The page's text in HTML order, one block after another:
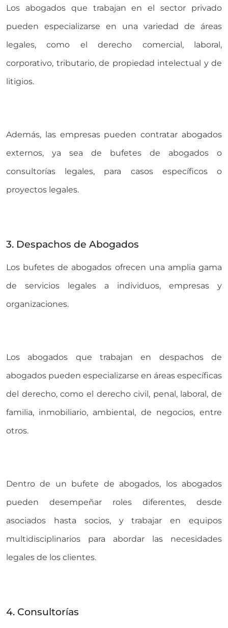
Los abogados que trabajan en el sector privado
pueden especializarse en una variedad de áreas
legales, como el derecho comercial, laboral,
corporativo, tributario, de propiedad intelectual y de
litigios.
Además, las empresas pueden contratar abogados
externos, ya sea de bufetes de abogados o
consultorías legales, para casos específicos o
proyectos legales.
3. Despachos de Abogados
Los bufetes de abogados ofrecen una amplia gama
de servicios legales a individuos, empresas y
organizaciones.
Los abogados que trabajan en despachos de
abogados pueden especializarse en áreas específicas
del derecho, como el derecho civil, penal, laboral, de
familia, inmobiliario, ambiental, de negocios, entre
otros.
Dentro de un bufete de abogados, los abogados
pueden desempeñar roles diferentes, desde
asociados hasta socios, y trabajar en equipos
multidisciplinarios para abordar las necesidades
legales de los clientes.
4. Consultorías